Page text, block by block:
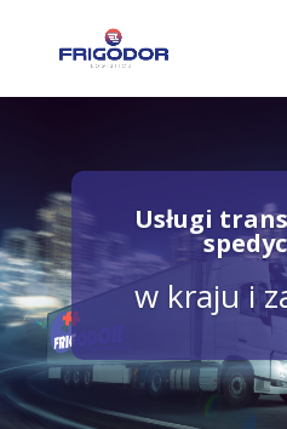
Usługi
w kraju i